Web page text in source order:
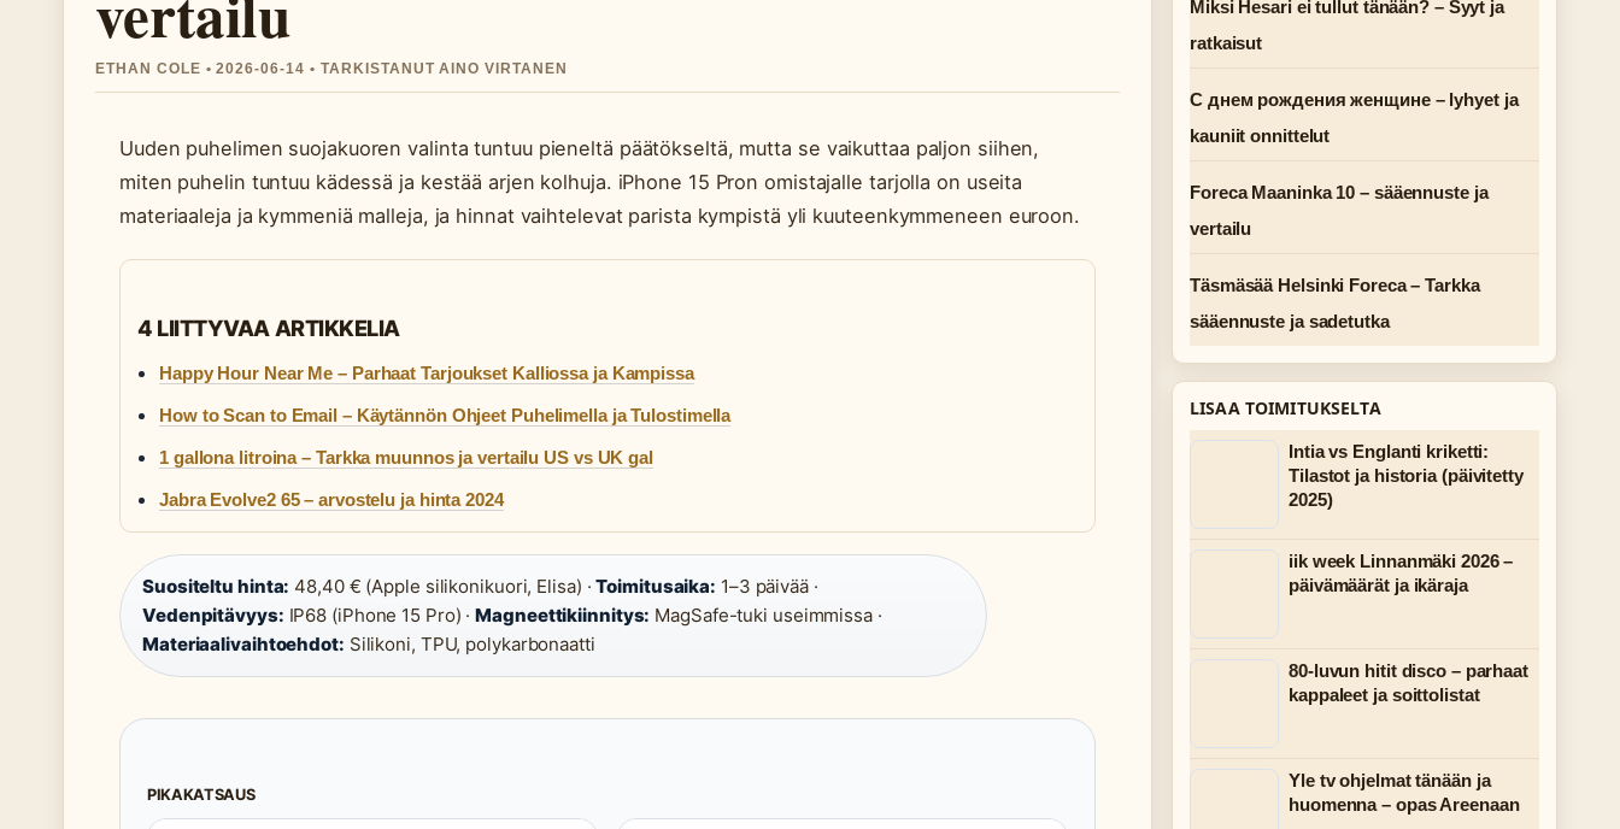
ETHAN COLE • 2026-06-14 • TARKISTANUT AINO VIRTANEN
Uuden puhelimen suojakuoren valinta tuntuu pieneltä päätökseltä, mutta se vaikuttaa paljon siihen,
miten puhelin tuntuu kädessä ja kestää arjen kolhuja. iPhone 15 Pron omistajalle tarjolla on useita
materiaaleja ja kymmeniä malleja, ja hinnat vaihtelevat parista kympistä yli kuuteenkymmeneen euroon.
4 LIITTYVAA ARTIKKELIA
Happy Hour Near Me – Parhaat Tarjoukset Kalliossa ja Kampissa
How to Scan to Email – Käytännön Ohjeet Puhelimella ja Tulostimella
1 gallona litroina – Tarkka muunnos ja vertailu US vs UK gal
Jabra Evolve2 65 – arvostelu ja hinta 2024
Suositeltu hinta: 48,40 € (Apple silikonikuori, Elisa) ·Toimitusaika: 1–3 päivää ·
Vedenpitävyys: IP68 (iPhone 15 Pro) ·Magneettikiinnitys: MagSafe-tuki useimmissa ·
Materiaalivaihtoehdot: Silikoni, TPU, polykarbonaatti
PIKAKATSAUS
Miksi Hesari ei tullut tänään? – Syyt ja
ratkaisut
С днем рождения женщине – lyhyet ja
kauniit onnittelut
Foreca Maaninka 10 – sääennuste ja
vertailu
Täsmäsää Helsinki Foreca – Tarkka
sääennuste ja sadetutka
LISAA TOIMITUKSELTA
Intia vs Englanti kriketti:
Tilastot ja historia (päivitetty
2025)
iik week Linnanmäki 2026 –
päivämäärät ja ikäraja
80-luvun hitit disco – parhaat
kappaleet ja soittolistat
Yle tv ohjelmat tänään ja
huomenna – opas Areenaan